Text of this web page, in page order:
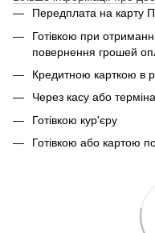
Передплата на карту
Готівкою при
повернення грошей
Кредитною карткою в
Через касу або
Готівкою кур'єру
Готівкою або картою